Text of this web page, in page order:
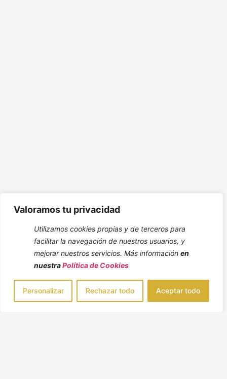
Valoramos tu privacidad
Utilizamos cookies propias y de terceros para
facilitar la navegación de nuestros usuarios, y
mejorar nuestros servicios. Más información en
nuestraPolítica de Cookies
Personalizar Rechazar todo Aceptar todo